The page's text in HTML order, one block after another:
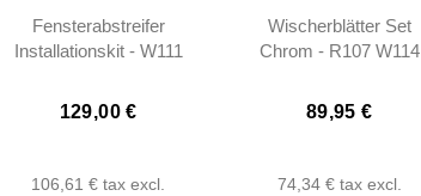
Fensterabstreifer
Installationskit - W111
129,00 €
106,61 € tax excl.
Wischerblätter Set
Chrom - R107 W114
W100 - 40cm
89,95 €
74,34 € tax excl.